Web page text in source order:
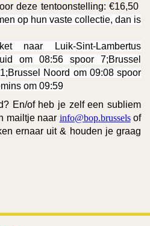
deze tentoonstelling: €16,50
op hun vaste collectie, dan is
naar Luik-Sint-Lambertus
om 08:56 spoor 7;Brussel
Noord om 09:08 spoor
om 09:59
En/of heb je zelf een subliem
mailtje naar info@bop.brusselsof
ernaar uit & houden je graag